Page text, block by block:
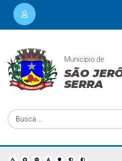
Município de
SÃO
SERRA